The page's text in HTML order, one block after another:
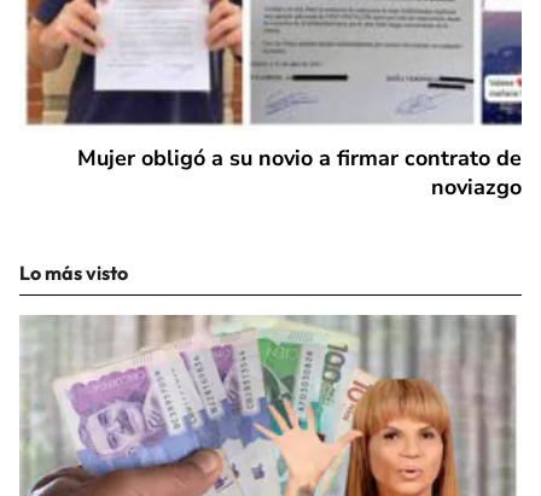
Mujer obligó a su novio a firmar contrato de
noviazgo
Lo más visto